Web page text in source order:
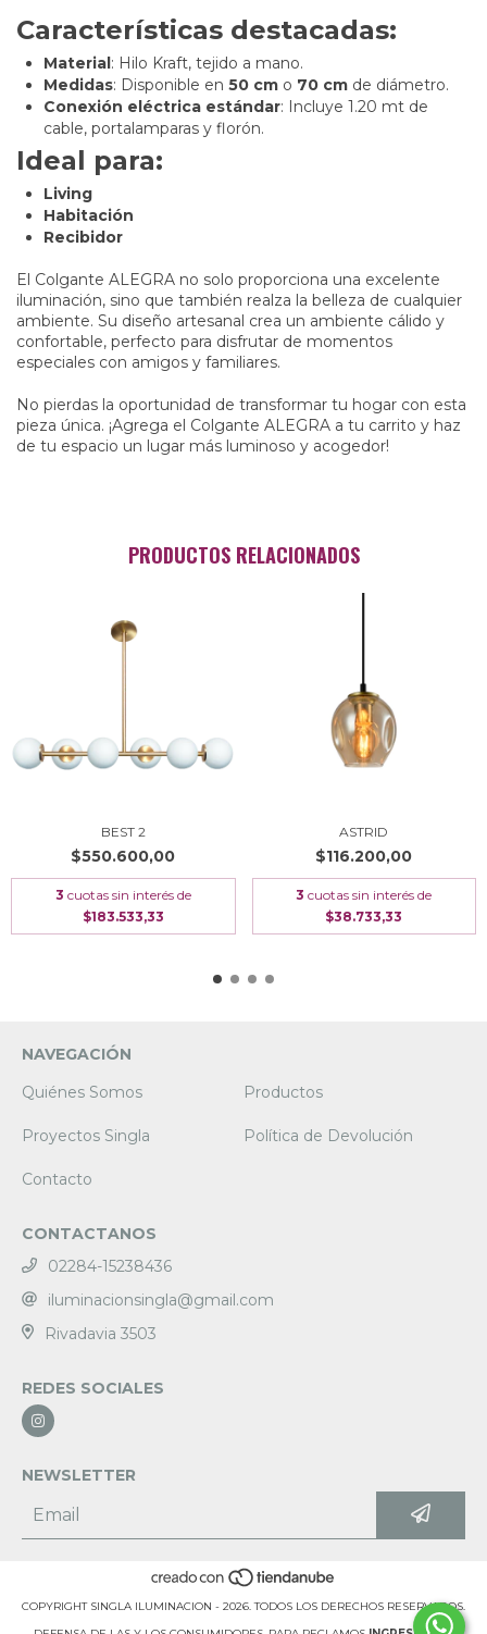
Características destacadas:
Material : Hilo Kraft, tejido a mano.
Medidas: Disponible en 50 cm o 70 cm de diámetro.
Conexión eléctrica estándar: Incluye 1.20 mt de
cable, portalamparas y florón.
Ideal para:
Living
Habitación
Recibidor
El Colgante ALEGRA no solo proporciona una excelente
iluminación, sino que también realza la belleza de cualquier
ambiente. Su diseño artesanal crea un ambiente cálido y
confortable, perfecto para disfrutar de momentos
especiales con amigos y familiares.
No pierdas la oportunidad de transformar tu hogar con esta
pieza única. ¡Agrega el Colgante ALEGRA a tu carrito y haz
de tu espacio un lugar más luminoso y acogedor!
PRODUCTOS RELACIONADOS
BEST 2
$550.600,00
3 cuotas sin interés de
$183.533,33
ASTRID
$116.200,00
3 cuotas sin interés de
$38.733,33
NAVEGACIÓN
Quiénes Somos
Productos
Proyectos Singla Política de Devolución
Contacto
CONTACTANOS
02284-15238436
iluminacionsingla@gmail.com
Rivadavia 3503
REDES SOCIALES
NEWSLETTER
COPYRIGHT SINGLA ILUMINACION - 2026. TODOS LOS DERECHOS RESERVADOS.